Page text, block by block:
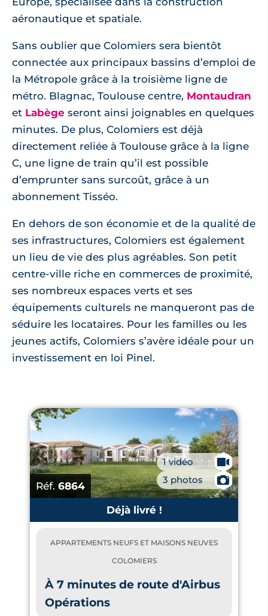
aéronautique et spatiale.
Sans oublier que Colomiers sera bientôt
connectée aux principaux bassins d’emploi de
la Métropole grâce à la troisième ligne de
métro. Blagnac, Toulouse centre, Montaudran
et Labège seront ainsi joignables en quelques
minutes. De plus, Colomiers est déjà
directement reliée à Toulouse grâce à la ligne
C, une ligne de train qu’il est possible
d’emprunter sans surcoût, grâce à un
abonnement Tisséo.
En dehors de son économie et de la qualité de
ses infrastructures, Colomiers est également
un lieu de vie des plus agréables. Son petit
centre-ville riche en commerces de proximité,
ses nombreux espaces verts et ses
équipements culturels ne manqueront pas de
séduire les locataires. Pour les familles ou les
jeunes actifs, Colomiers s’avère idéale pour un
investissement en loi Pinel.
Réf. 6864
1 vidéo 🎥
3 photos 📷
Déjà livré !
APPARTEMENTS NEUFS ET MAISONS NEUVES
COLOMIERS
À 7 minutes de route d'Airbus
Opérations